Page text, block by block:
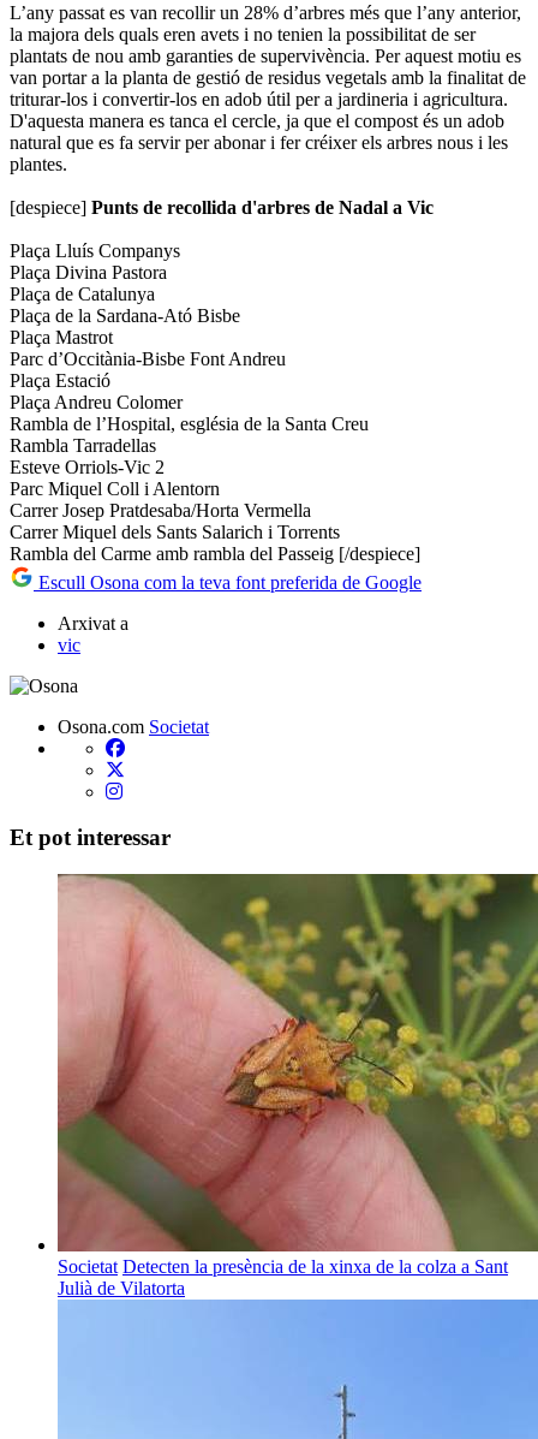
L’any passat es van recollir un 28% d’arbres més que l’any anterior,
la majora dels quals eren avets i no tenien la possibilitat de ser
plantats de nou amb garanties de supervivència. Per aquest motiu es
van portar a la planta de gestió de residus vegetals amb la finalitat de
triturar-los i convertir-los en adob útil per a jardineria i agricultura.
D'aquesta manera es tanca el cercle, ja que el compost és un adob
natural que es fa servir per abonar i fer créixer els arbres nous i les
plantes.
[despiece] Punts de recollida d'arbres de Nadal a Vic
Plaça Lluís Companys
Plaça Divina Pastora
Plaça de Catalunya
Plaça de la Sardana-Ató Bisbe
Plaça Mastrot
Parc d’Occitània-Bisbe Font Andreu
Plaça Estació
Plaça Andreu Colomer
Rambla de l’Hospital, església de la Santa Creu
Rambla Tarradellas
Esteve Orriols-Vic 2
Parc Miquel Coll i Alentorn
Carrer Josep Pratdesaba/Horta Vermella
Carrer Miquel dels Sants Salarich i Torrents
Rambla del Carme amb rambla del Passeig [/despiece]
Escull Osona com la teva font preferida de Google
Arxivat a
vic
Osona.com Societat
Et pot interessar
Societat Detecten la presència de la xinxa de la colza a Sant
Julià de Vilatorta